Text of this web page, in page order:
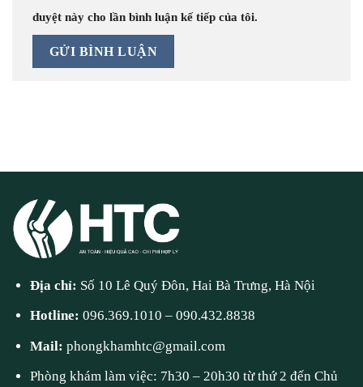
duyệt này cho lần bình luận kế tiếp của tôi.
Địa chỉ: Số 10 Lê Quý Đôn, Hai Bà Trưng, Hà Nội
Hotline:096.369.1010 –090.432.8838
Mail:phongkhamhtc@gmail.com
Phòng khám làm việc: 7h30 – 20h30 từ thứ 2 đến Chủ